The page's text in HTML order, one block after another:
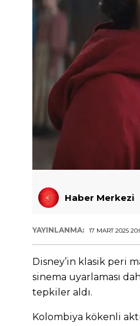
Haber Merkezi
YAYINLANMA: 17 MART 2025
Disney’in klasik peri
sinema uyarlaması
tepkiler aldı.
Kolombiya kökenli